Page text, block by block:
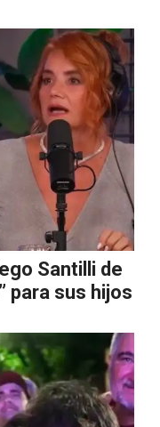
Santilli de
para sus hijos